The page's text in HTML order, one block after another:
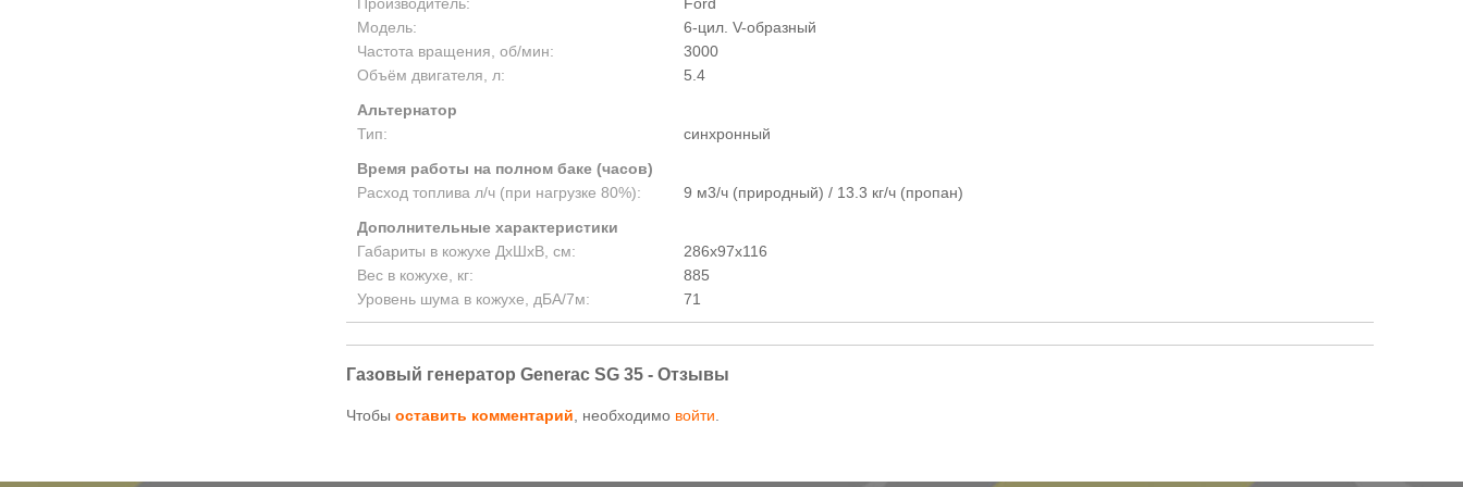
Модель:
6-цил. V-образный
Частота вращения, об/мин:
3000
Объём двигателя, л:
5.4
Альтернатор
Тип:
синхронный
Время работы на полном баке (часов)
Расход топлива л/ч (при нагрузке 80%):
9 м3/ч (природный) / 13.3 кг/ч (пропан)
Дополнительные характеристики
Габариты в кожухе ДхШхВ, см:
286х97х116
Вес в кожухе, кг:
885
Уровень шума в кожухе, дБА/7м:
71
Газовый генератор Generac SG 35 - Отзывы
Чтобы оставить комментарий , необходимо войти